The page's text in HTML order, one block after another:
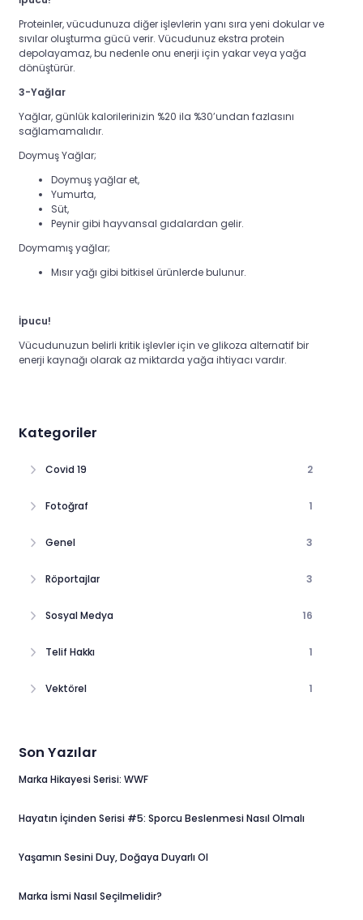
Proteinler, vücudunuza diğer işlevlerin yanı sıra yeni dokular ve
sıvılar oluşturma gücü verir. Vücudunuz ekstra protein
depolayamaz, bu nedenle onu enerji için yakar veya yağa
dönüştürür.
3-Yağlar
Yağlar, günlük kalorilerinizin %20 ila %30’undan fazlasını
sağlamamalıdır.
Doymuş Yağlar;
Doymuş yağlar et,
Yumurta,
Süt,
Peynir gibi hayvansal gıdalardan gelir.
Doymamış yağlar;
Mısır yağı gibi bitkisel ürünlerde bulunur.
İpucu!
Vücudunuzun belirli kritik işlevler için ve glikoza alternatif bir
enerji kaynağı olarak az miktarda yağa ihtiyacı vardır.
Kategoriler
Covid 19 2
Fotoğraf 1
Genel 3
Röportajlar 3
Sosyal Medya 16
Telif Hakkı 1
Vektörel 1
Son Yazılar
Marka Hikayesi Serisi: WWF
Hayatın İçinden Serisi #5: Sporcu Beslenmesi Nasıl Olmalı
Yaşamın Sesini Duy, Doğaya Duyarlı Ol
Marka İsmi Nasıl Seçilmelidir?